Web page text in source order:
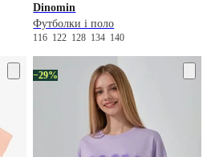
Dinomin
Футболки і поло
116 122 128 134 140
−29%